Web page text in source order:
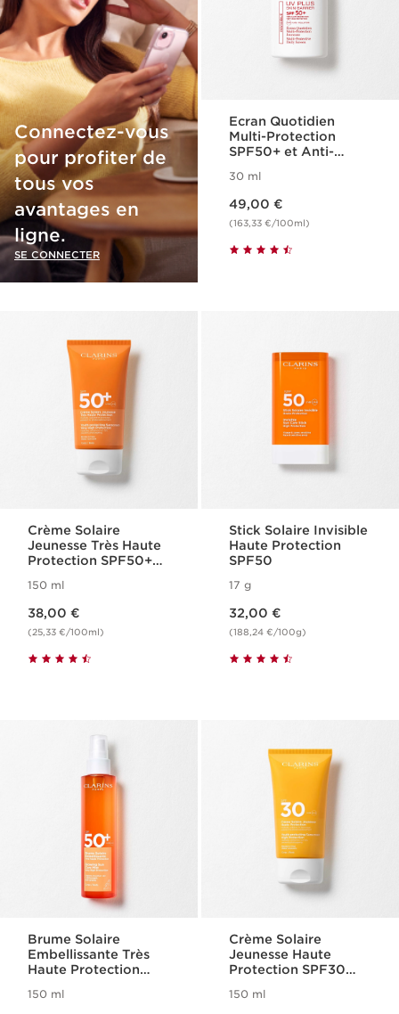
Connectez-vous
pour profiter de
tous vos
avantages en
ligne.
SE CONNECTER
Ecran Quotidien
Multi-Protection
SPF50+ et Anti-
Skin Barrier
30 ml
49,00 €
(163,33 €/100ml)
Crème Solaire
Jeunesse Très Haute
Protection SPF50+
150 ml
38,00 €
(25,33 €/100ml)
Stick Solaire Invisible
Haute Protection
SPF50
17 g
32,00 €
(188,24 €/100g)
Brume Solaire
Embellissante Très
Haute Protection
150 ml
Crème Solaire
Jeunesse Haute
Protection SPF30
150 ml